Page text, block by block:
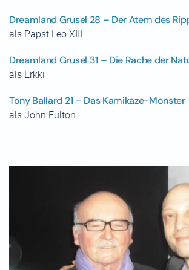
Dreamland Grusel 28 – Der Atem des
als Papst Leo XIII
Dreamland Grusel 31 – Die Rache der
als Erkki
Tony Ballard 21 – Das Kamikaze-Monster
als John Fulton